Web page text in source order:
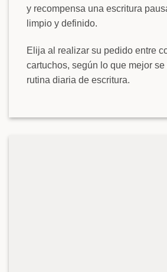
y recompensa una escritura
limpio y definido.
Elija al realizar su pedido entre
cartuchos, según lo que mejor se
rutina diaria de escritura.